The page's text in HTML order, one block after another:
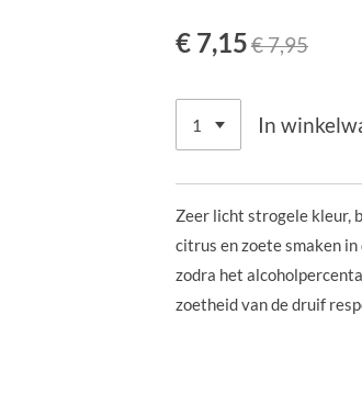
€ 7,15€ 7,95
In
Zeer licht strogele kleur,
citrus en zoete smaken
zodra het
zoetheid van de druif